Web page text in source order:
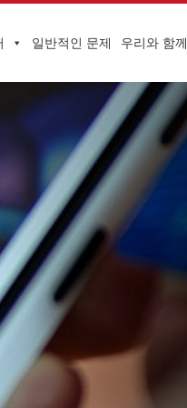
일반적인 문제 우리와 함께